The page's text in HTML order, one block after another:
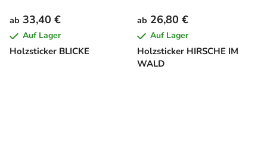
Holzsticker BLICKE
ab 33,40 €
Auf Lager
Holzsticker HIRSCHE IM
WALD
ab 26,80 €
Auf Lager